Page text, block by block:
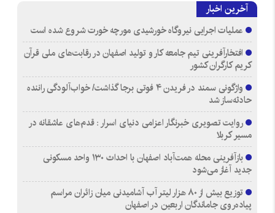
آخرین اخبار
عملیات اجرایی نیروگاه خورشیدی مورچه خورت شروع شده است
افتخارآفرینی تیم جامعه کار و تولید اصفهان در رقابت‌های ملی قرآن
کریم کارگران کشور
واژگونی سمند در فریدن ۴ فوتی برجا گذاشت/ خواب‌آلودگی راننده
حادثه‌ساز شد
روایت تصویری خبرنگار اعزامی دنیای اسرار : قدم‌های عاشقانه در
مسیر کربلا
بازآفرینی محله همت‌آباد اصفهان با احداث ۱۳۰ واحد مسکونی
جدید آغاز می‌شود
توزیع بیش از ۸۰ هزار لیتر آب آشامیدنی میان زائران مراسم
پیاده‌روی جاماندگان اربعین در اصفهان